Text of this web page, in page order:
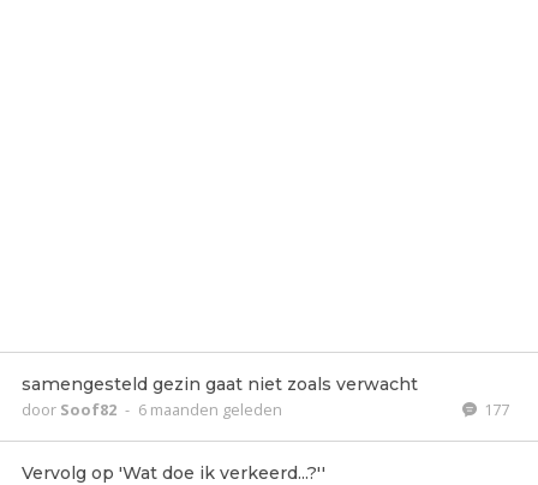
samengesteld gezin gaat niet zoals verwacht
door Soof82 - 6 maanden geleden 177
Vervolg op 'Wat doe ik verkeerd...?''